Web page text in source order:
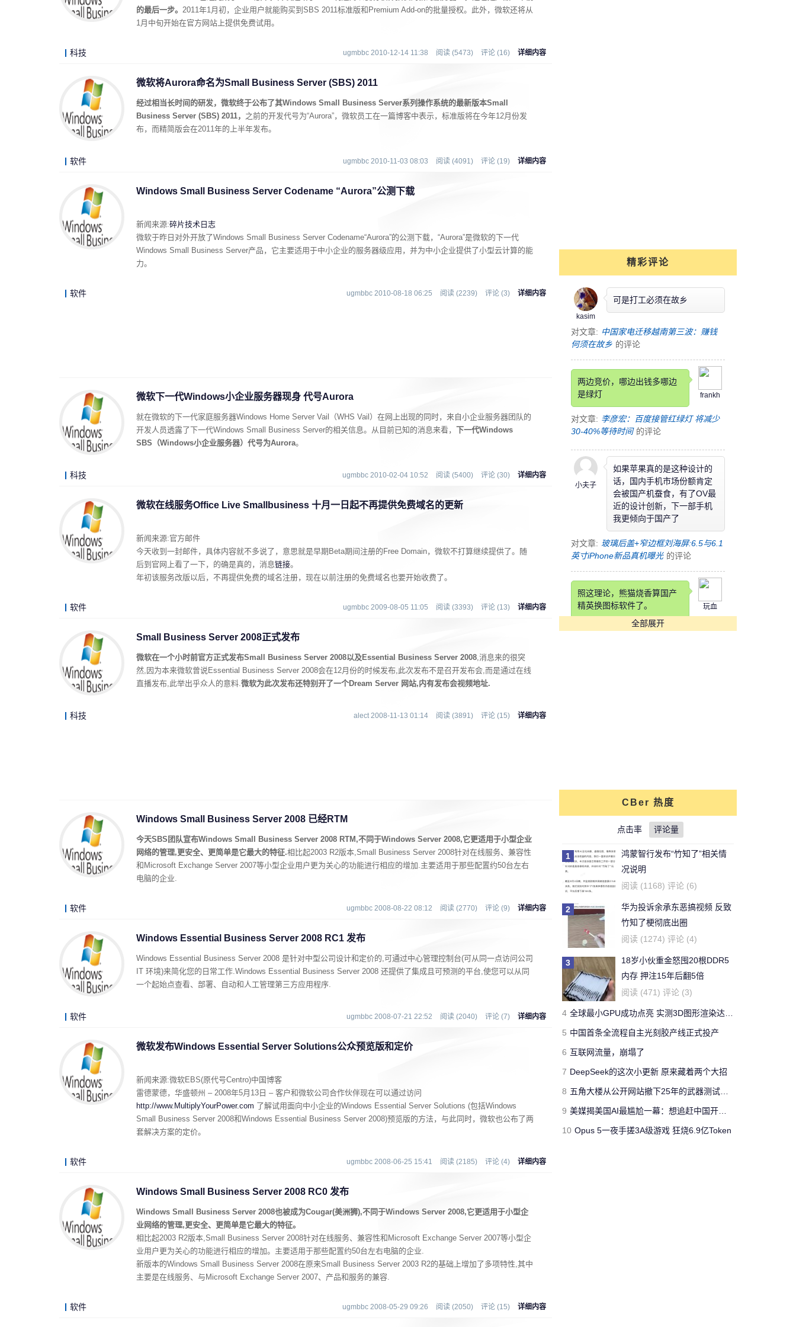
的最后一步。 2011年1月初，企业用户就能购买到SBS 2011标准版和Premium Add-on的批量授权。此外，微软还将从
1月中旬开始在官方网站上提供免费试用。
科技 ugmbbc 2010-12-14 11:38 阅读 (5473) 评论 (16) 详细内容
微软将Aurora命名为Small Business Server (SBS) 2011
经过相当长时间的研发，微软终于公布了其Windows Small Business Server系列操作系统的最新版本Small
Business Server (SBS) 2011， 之前的开发代号为“Aurora”，微软员工在一篇博客中表示，标准版将在今年12月份发
布，而精简版会在2011年的上半年发布。
软件 ugmbbc 2010-11-03 08:03 阅读 (4091) 评论 (19) 详细内容
Windows Small Business Server Codename “Aurora”公测下载
新闻来源:碎片技术日志
微软于昨日对外开放了Windows Small Business Server Codename“Aurora”的公测下载，“Aurora”是微软的下一代
Windows Small Business Server产品，它主要适用于中小企业的服务器级应用，并为中小企业提供了小型云计算的能
力。
软件 ugmbbc 2010-08-18 06:25 阅读 (2239) 评论 (3) 详细内容
微软下一代Windows小企业服务器现身 代号Aurora
就在微软的下一代家庭服务器Windows Home Server Vail（WHS Vail）在网上出现的同时，来自小企业服务器团队的
开发人员透露了下一代Windows Small Business Server的相关信息。从目前已知的消息来看， 下一代Windows
SBS（Windows小企业服务器）代号为Aurora。
科技 ugmbbc 2010-02-04 10:52 阅读 (5400) 评论 (30) 详细内容
微软在线服务Office Live Smallbusiness 十月一日起不再提供免费域名的更新
新闻来源:官方邮件
今天收到一封邮件，具体内容就不多说了，意思就是早期Beta期间注册的Free Domain，微软不打算继续提供了。随
后到官网上看了一下，的确是真的，消息链接。
年初该服务改版以后，不再提供免费的域名注册，现在以前注册的免费域名也要开始收费了。
软件 ugmbbc 2009-08-05 11:05 阅读 (3393) 评论 (13) 详细内容
Small Business Server 2008正式发布
微软在一个小时前官方正式发布Small Business Server 2008以及Essential Business Server 2008,消息来的很突
然,因为本来微软曾说Essential Business Server 2008会在12月份的时候发布,此次发布不是召开发布会,而是通过在线
直播发布,此举出乎众人的意料.微软为此次发布还特别开了一个Dream Server 网站,内有发布会视频地址.
科技 alect 2008-11-13 01:14 阅读 (3891) 评论 (15) 详细内容
Windows Small Business Server 2008 已经RTM
今天SBS团队宣布Windows Small Business Server 2008 RTM,不同于Windows Server 2008,它更适用于小型企业
网络的管理,更安全、更简单是它最大的特征.相比起2003 R2版本,Small Business Server 2008针对在线服务、兼容性
和Microsoft Exchange Server 2007等小型企业用户更为关心的功能进行相应的增加.主要适用于那些配置约50台左右
电脑的企业.
软件 ugmbbc 2008-08-22 08:12 阅读 (2770) 评论 (9) 详细内容
Windows Essential Business Server 2008 RC1 发布
Windows Essential Business Server 2008 是针对中型公司设计和定价的,可通过中心管理控制台(可从同一点访问公司
IT 环境)来简化您的日常工作.Windows Essential Business Server 2008 还提供了集成且可预测的平台,使您可以从同
一个起始点查看、部署、自动和人工管理第三方应用程序.
软件 ugmbbc 2008-07-21 22:52 阅读 (2040) 评论 (7) 详细内容
微软发布Windows Essential Server Solutions公众预览版和定价
新闻来源:微软EBS(原代号Centro)中国博客
雷德蒙德，华盛顿州 – 2008年5月13日 – 客户和微软公司合作伙伴现在可以通过访问
http://www.MultiplyYourPower.com 了解试用面向中小企业的Windows Essential Server Solutions (包括Windows
Small Business Server 2008和Windows Essential Business Server 2008)预览版的方法，与此同时，微软也公布了两
套解决方案的定价。
软件 ugmbbc 2008-06-25 15:41 阅读 (2185) 评论 (4) 详细内容
Windows Small Business Server 2008 RC0 发布
Windows Small Business Server 2008也被成为Cougar(美洲狮),不同于Windows Server 2008,它更适用于小型企
业网络的管理,更安全、更简单是它最大的特征。
相比起2003 R2版本,Small Business Server 2008针对在线服务、兼容性和Microsoft Exchange Server 2007等小型企
业用户更为关心的功能进行相应的增加。主要适用于那些配置约50台左右电脑的企业.
新版本的Windows Small Business Server 2008在原来Small Business Server 2003 R2的基础上增加了多项特性,其中
主要是在线服务、与Microsoft Exchange Server 2007、产品和服务的兼容.
软件 ugmbbc 2008-05-29 09:26 阅读 (2050) 评论 (15) 详细内容
精彩评论
kasim
可是打工必须在故乡
对文章: 中国家电迁移越南第三波：赚钱
何须在故乡 的评论
frankh
两边竞价，哪边出钱多哪边
是绿灯
对文章: 李彦宏：百度接管红绿灯 将减少
30-40%等待时间 的评论
小夫子
如果苹果真的是这种设计的
话，国内手机市场份额肯定
会被国产机蚕食，有了OV最
近的设计创新，下一部手机
我更倾向于国产了
对文章: 玻璃后盖+窄边框刘海屏:6.5与6.1
英寸iPhone新品真机曝光 的评论
玩血
照这理论，熊猫烧香算国产
精英换图标软件了。
对文章: 快压发布告用户书 称国产软件生
了。。。。
对文章: 你还能活多久？这个寿命计算器
可以给出答案 的评论
牛天王
刚看完王老吉的贴，刚下的
结论，老鼠实验不适用于
人。
对文章: 吃胖算我输 华人学者今日带来减
肥新思路
的评论
Yeb123
开了一年了，操控很好 -
Forza Horizon 3 用户
对文章: 全球最快量产SUV兰博基尼Urus
正式发布 中国售价313万 的评论
jimmyfluore
国有国法，咖有咖规
对文章: 玩家网吧玩《绝地求生：大逃
杀》开挂被制裁 网管无限重启其电脑 的
评论
全部展开
CBer 热度
点击率 评论量
1
鸿蒙智行发布“竹知了”相关情
况说明
阅读 (1168) 评论 (6)
2
华为投诉余承东恶搞视频 反致
竹知了梗彻底出圈
阅读 (1274) 评论 (4)
3
18岁小伙重金怒囤20根DDR5
内存 押注15年后翻5倍
阅读 (471) 评论 (3)
4 全球最小GPU成功点亮 实测3D图形渲染达15帧
5 中国首条全流程自主光刻胶产线正式投产
6 互联网流量，崩塌了
7 DeepSeek的这次小更新 原来藏着两个大招
8 五角大楼从公开网站撤下25年的武器测试报告 担心对手借AI挖掘漏洞
9 美媒揭美国AI最尴尬一幕：想追赶中国开源模型 却没人愿意投钱
10 Opus 5一夜手搓3A级游戏 狂烧6.9亿Token